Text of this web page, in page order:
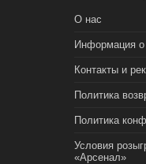
О нас
Информация о
Контакты и
Политика
Политика
Условия
«Арсенал»